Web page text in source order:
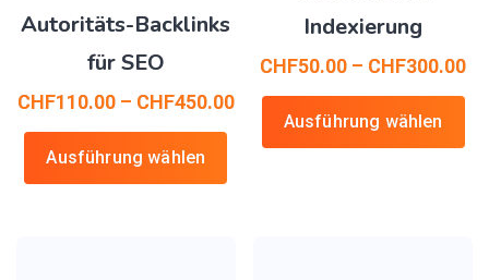
Autoritäts-Backlinks
für SEO
CHF110.00– CHF450.00
Ausführung wählen
Indexierung
CHF50.00 – CHF300.00
Ausführung wählen